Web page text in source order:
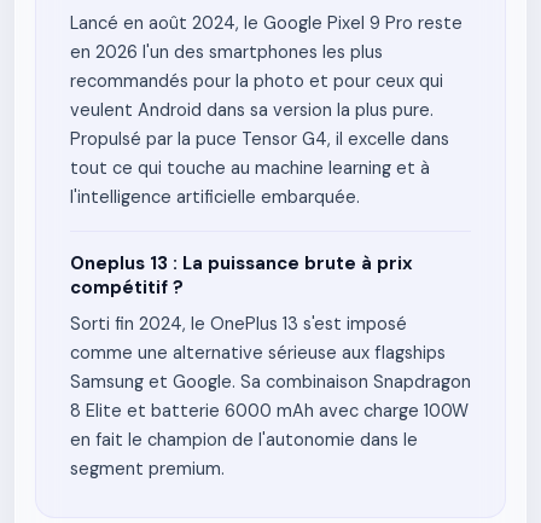
Lancé en août 2024, le Google Pixel 9 Pro reste
en 2026 l'un des smartphones les plus
recommandés pour la photo et pour ceux qui
veulent Android dans sa version la plus pure.
Propulsé par la puce Tensor G4, il excelle dans
tout ce qui touche au machine learning et à
l'intelligence artificielle embarquée.
Oneplus 13 : La puissance brute à prix
compétitif ?
Sorti fin 2024, le OnePlus 13 s'est imposé
comme une alternative sérieuse aux flagships
Samsung et Google. Sa combinaison Snapdragon
8 Elite et batterie 6000 mAh avec charge 100W
en fait le champion de l'autonomie dans le
segment premium.